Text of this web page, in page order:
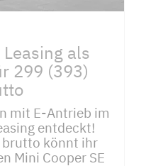
als
299 (393)
mit E-Antrieb im
entdeckt!
brutto könnt ihr
Mini Cooper SE